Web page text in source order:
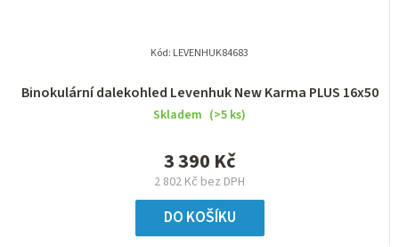
Binokulární dalekohled Levenhuk New Karma PLUS 16x50
Skladem (>5 ks)
2 802 Kč bez DPH
3 390 Kč
DO KOŠÍKU
Kód: LEVENHUK84683